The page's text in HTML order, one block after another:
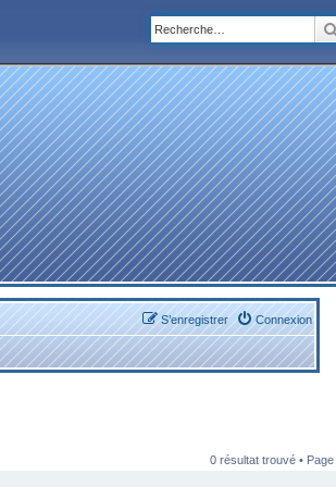
Connexion
S’enregistrer
0 résultat trouvé • Page